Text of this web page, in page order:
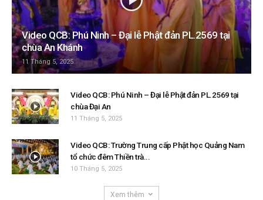
Video QCB: Phú Ninh – Đại lễ Phật đản PL.2569 tại
chùa An Khánh
11 Tháng 5, 2025
Video QCB: Phú Ninh – Đại lễ Phật đản PL.2569 tại
chùa Đại An
11 Tháng 5, 2025
Video QCB: Trường Trung cấp Phật học Quảng Nam
tổ chức đêm Thiền trà...
10 Tháng 5, 2025
Xem thêm